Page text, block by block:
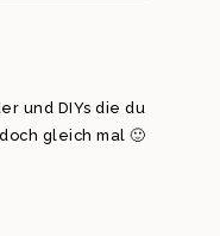
und DIYs die du
gleich mal 🙂